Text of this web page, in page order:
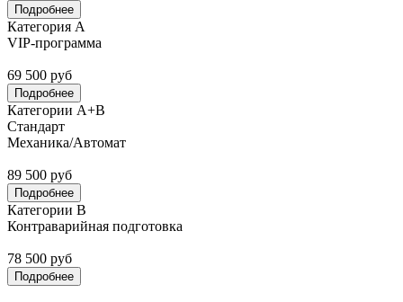
Подробнее
Категория А
VIP-программа
69 500 руб
Подробнее
Категории А+В
Стандарт
Механика/Автомат
89 500 руб
Подробнее
Категории В
Контраварийная подготовка
78 500 руб
Подробнее